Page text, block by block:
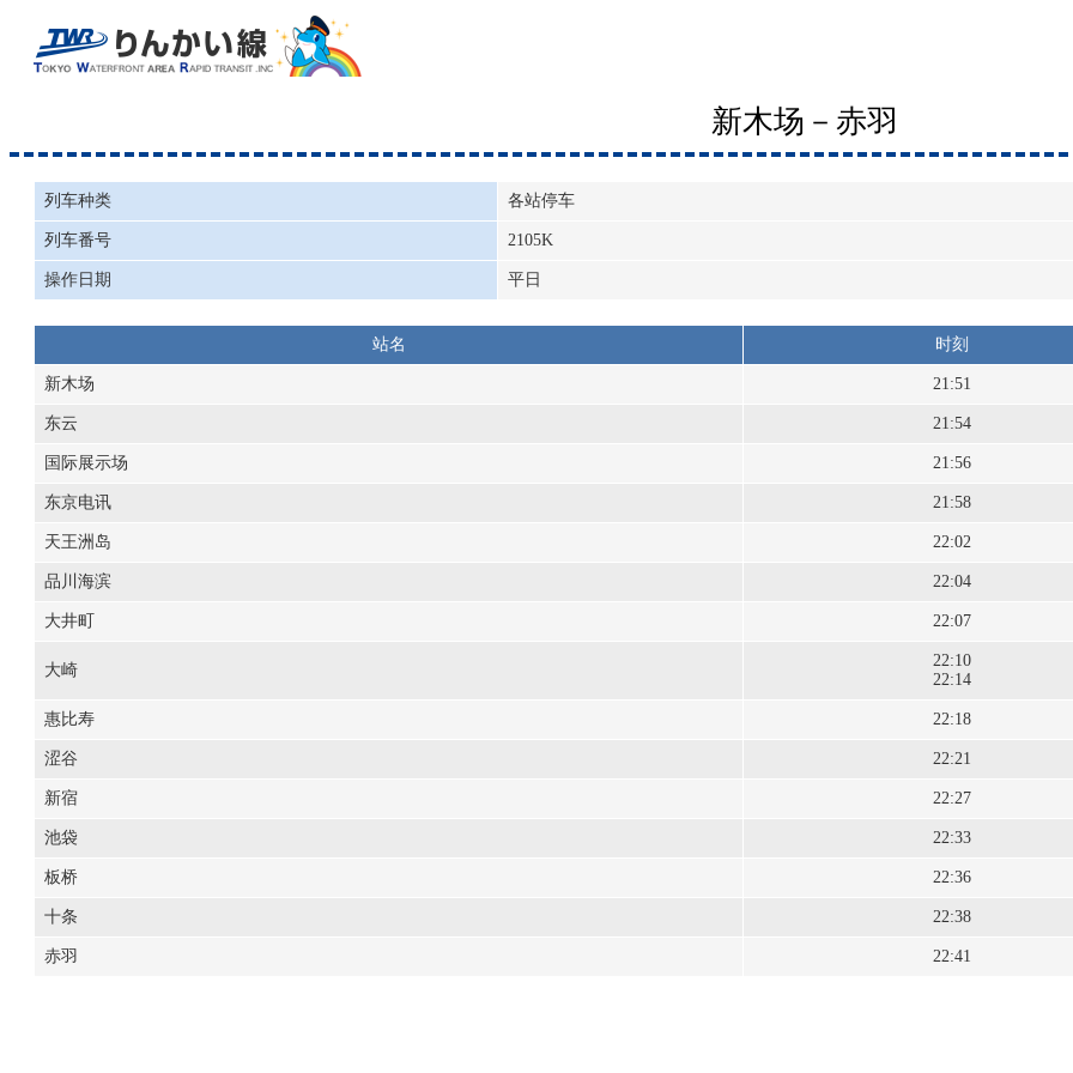
新木场－赤羽
列车种类 各站停车
列车番号 2105K
操作日期 平日
站名 时刻
新木场 21:51
东云 21:54
国际展示场 21:56
东京电讯 21:58
天王洲岛 22:02
品川海滨 22:04
大井町 22:07
大崎
22:10
22:14
惠比寿 22:18
涩谷 22:21
新宿 22:27
池袋 22:33
板桥 22:36
十条 22:38
赤羽 22:41